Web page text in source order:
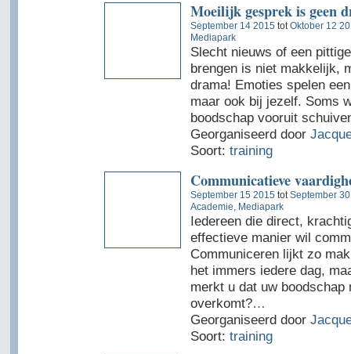
Moeilijk gesprek is geen
September 14 2015 totOktober 12
Mediapark
Slecht nieuws of een
brengen is niet makkelijk,
drama! Emoties spelen
maar ook bij jezelf. Soms
boodschap vooruit
Georganiseerd door
Soort: training
Communicatieve
September 15 2015 totSeptember
Academie, Mediapark
Iedereen die direct,
effectieve manier wil
Communiceren lijkt zo
het immers iedere dag,
merkt u dat uw boodschap
overkomt?…
Georganiseerd door
Soort: training